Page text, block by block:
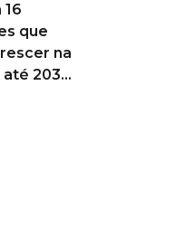
16
que
na
203...